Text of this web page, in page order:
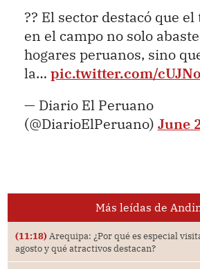
?? El sector destacó que
en el campo no solo
hogares peruanos, sino
la… pic.twitter.com/
— Diario El Peruano
(@DiarioElPeruano) June
Más leídas de
(11:18) Arequipa: ¿Por qué es especial
agosto y qué atractivos destacan?